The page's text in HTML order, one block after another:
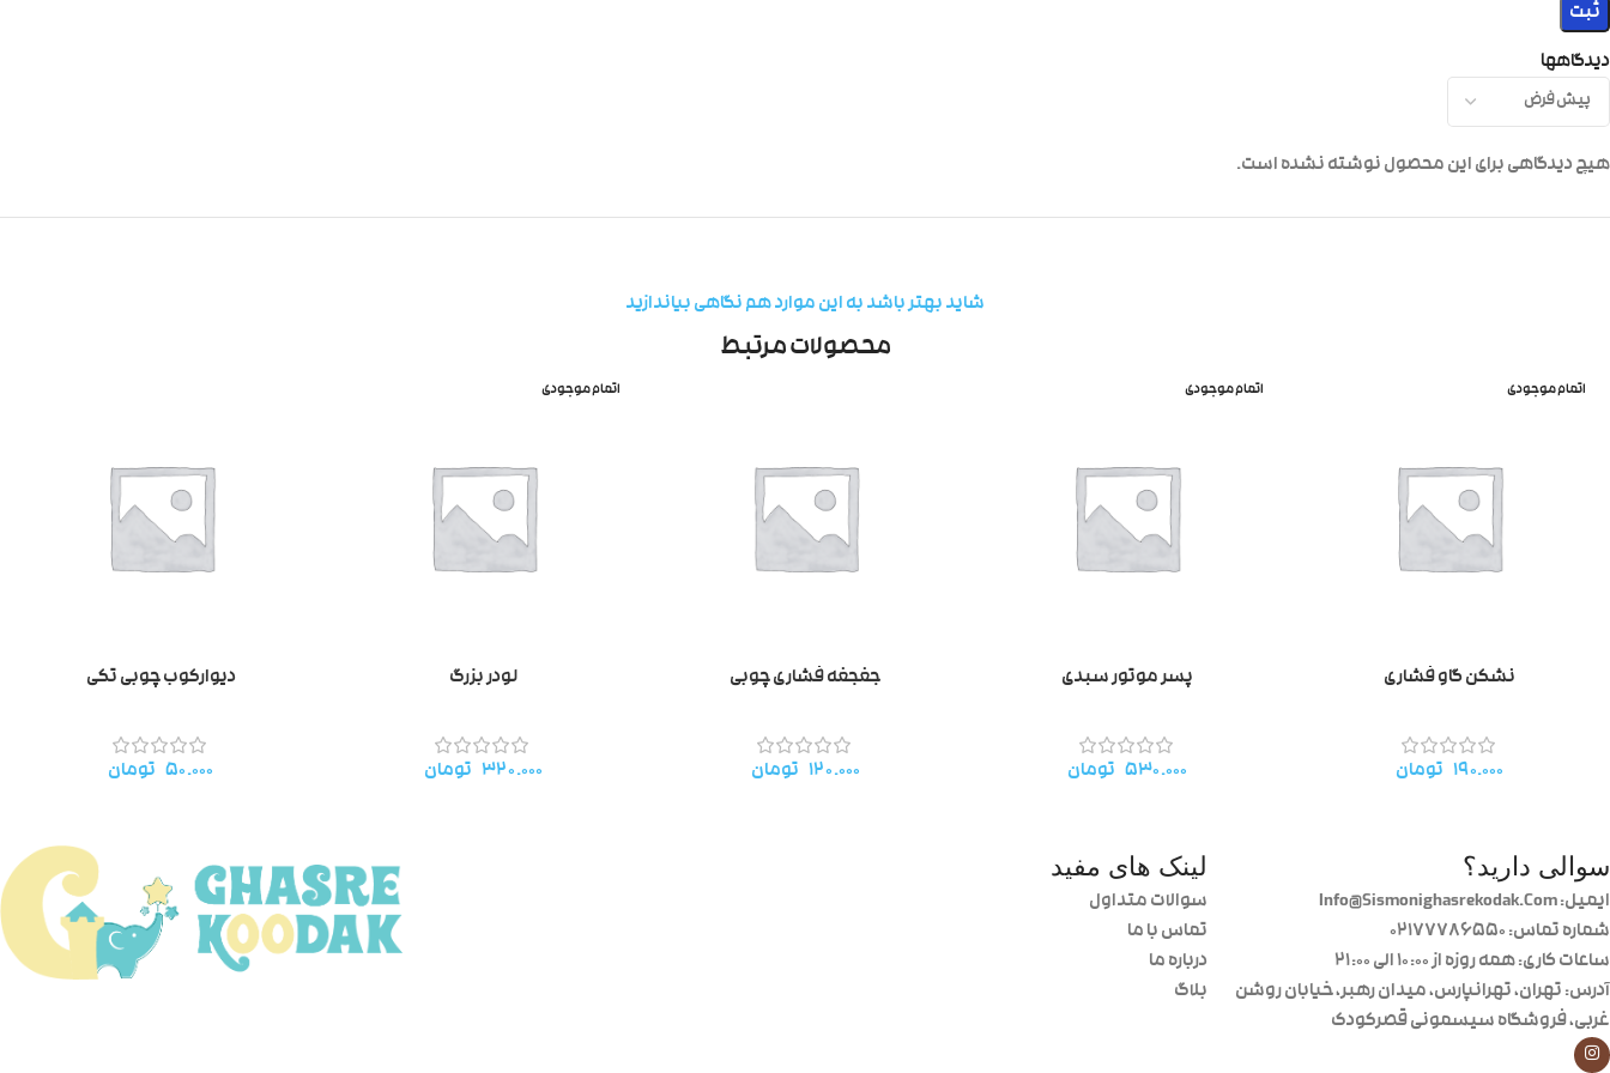
دیدگاهها
هیچ دیدگاهی برای این محصول نوشته نشده است.
شاید بهتر باشد به این موارد هم نگاهی بیاندازید
محصولات مرتبط
اتمام موجودی
نشکن گاو فشاری
۱۹۰.۰۰۰ تومان
اتمام موجودی
پسر موتور سبدی
۵۳۰.۰۰۰ تومان
جغجغه فشاری چوبی
۱۲۰.۰۰۰ تومان
اتمام موجودی
لودر بزرگ
۳۲۰.۰۰۰ تومان
دیوارکوب چوبی تکی
۵۰.۰۰۰ تومان
سوالی دارید؟
ایمیل: Info@Sismonighasrekodak.Com
شماره تماس: 02177786550
ساعات کاری: همه روزه از ۱۰:۰۰ الی ۲۱:۰۰
آدرس: تهران، تهرانپارس، میدان رهبر، خیابان روشن
غربی، فروشگاه سیسمونی قصرکودک
لینک های مفید
سوالات متداول
تماس با ما
درباره ما
بلاگ